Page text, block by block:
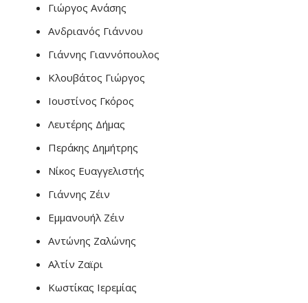
Γιώργος Ανάσης
Ανδριανός Γιάννου
Γιάννης Γιαννόπουλος
Κλουβάτος Γιώργος
Ιουστίνος Γκόρος
Λευτέρης Δήμας
Περάκης Δημήτρης
Νίκος Ευαγγελιστής
Γιάννης Ζέιν
Εμμανουήλ Ζέιν
Αντώνης Ζαλώνης
Αλτίν Ζαϊρι
Κωστίκας Ιερεμίας